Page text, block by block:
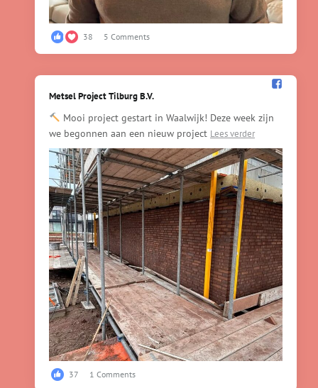
38 5 Comments
Metsel Project Tilburg B.V.️
Mooi project gestart in Waalwijk! Deze week zijn
we begonnen aan een nieuw project Lees verder
37 1 Comments